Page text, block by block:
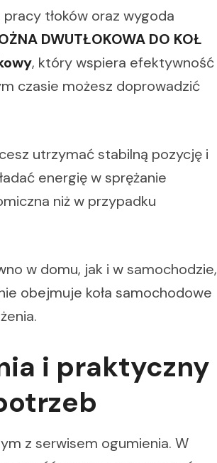
tłoków oraz wygoda
DWUTŁOKOWA DO KOŁ
, który wspiera efektywność
czasie możesz doprowadzić
utrzymać stabilną pozycję i
energię w sprężanie
niż w przypadku
w domu, jak i w samochodzie,
obejmuje koła samochodowe
i praktyczny
z serwisem ogumienia. W